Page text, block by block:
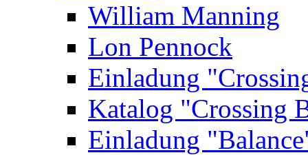
William Manning
Lon Pennock
Einladung
Katalog "Crossing
Einladung